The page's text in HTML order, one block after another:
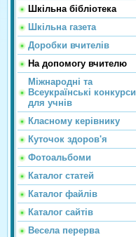
Шкільна бібліотека
Шкільна газета
Доробки вчителів
На допомогу вчителю
Міжнародні та
Всеукраїнські конкурси
для учнів
Класному керівнику
Куточок здоров'я
Фотоальбоми
Каталог статей
Каталог файлів
Каталог сайтiв
Весела перерва